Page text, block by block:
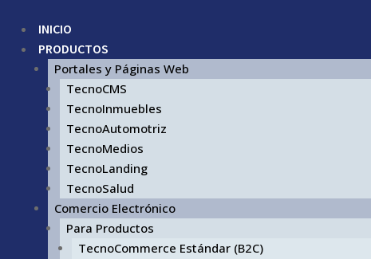
INICIO
PRODUCTOS
Portales y Páginas Web
TecnoCMS
TecnoInmuebles
TecnoAutomotriz
TecnoMedios
TecnoLanding
TecnoSalud
Comercio Electrónico
Para Productos
TecnoCommerce Estándar (B2C)